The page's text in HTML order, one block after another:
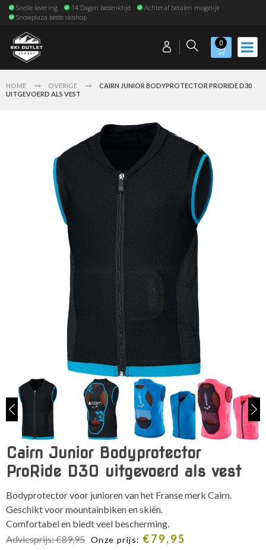
Snelle levering 14 Dagen bedenktijd
Achteraf betalen mogelijk
Snowplaza beste skishop
0
HOME OVERIGE
CAIRN JUNIOR BODYPROTECTOR PRORIDE D30
UITGEVOERD ALS VEST
Cairn Junior Bodyprotector
ProRide D30 uitgevoerd als vest
Bodyprotector voor junioren van het Franse merk Cairn.
Geschikt voor mountainbiken en skiën.
Comfortabel en biedt veel bescherming.
Adviesprijs:€89,95 Onze prijs: €79,95